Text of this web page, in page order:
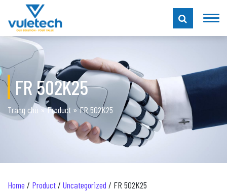
FR 502K25
Trang chủ »Product »FR 502K25
Home / Product/ Uncategorized / FR 502K25